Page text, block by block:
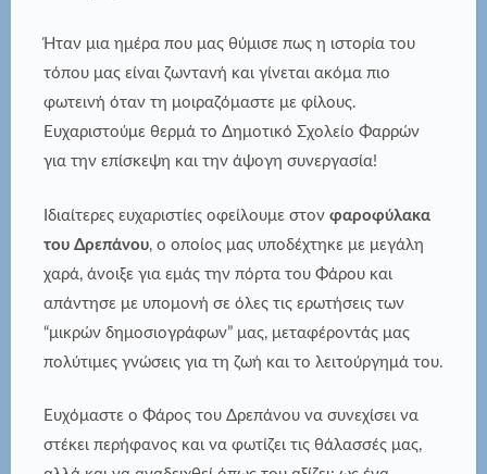
Ήταν μια ημέρα που μας θύμισε πως η ιστορία του
τόπου μας είναι ζωντανή και γίνεται ακόμα πιο
φωτεινή όταν τη μοιραζόμαστε με φίλους.
Ευχαριστούμε θερμά το Δημοτικό Σχολείο Φαρρών
για την επίσκεψη και την άψογη συνεργασία!
Ιδιαίτερες ευχαριστίες οφείλουμε στον φαροφύλακα
του Δρεπάνου, ο οποίος μας υποδέχτηκε με μεγάλη
χαρά, άνοιξε για εμάς την πόρτα του Φάρου και
απάντησε με υπομονή σε όλες τις ερωτήσεις των
“μικρών δημοσιογράφων” μας, μεταφέροντάς μας
πολύτιμες γνώσεις για τη ζωή και το λειτούργημά του.
Ευχόμαστε ο Φάρος του Δρεπάνου να συνεχίσει να
στέκει περήφανος και να φωτίζει τις θάλασσές μας,